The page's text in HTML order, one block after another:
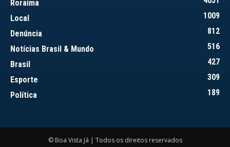
Roraima
Local
1009
Denúncia
812
Notícias Brasil & Mundo
516
Brasil
427
Esporte
309
Política
189
© Boa Vista Já | Todos os direitos reservados